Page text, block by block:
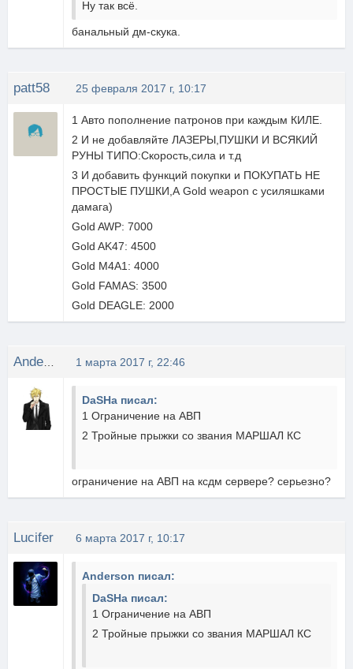
Ну так всё.
банальный дм-скука.
patt58 25 февраля 2017 г, 10:17
1 Авто пополнение патронов при каждым КИЛЕ.
2 И не добавляйте ЛАЗЕРЫ,ПУШКИ И ВСЯКИЙ
РУНЫ ТИПО:Скорость,сила и т.д
3 И добавить функций покупки и ПОКУПАТЬ НЕ
ПРОСТЫЕ ПУШКИ,А Gold weapon c усиляшками
дамага)
Gold AWP: 7000
Gold AK47: 4500
Gold M4A1: 4000
Gold FAMAS: 3500
Gold DEAGLE: 2000
1 марта 2017 г, 22:46
DaSHa писал:
1 Ограничение на АВП
2 Тройные прыжки со звания МАРШАЛ КС
ограничение на АВП на ксдм сервере? серьезно?
Lucifer 6 марта 2017 г, 10:17
Anderson писал:
DaSHa писал:
1 Ограничение на АВП
2 Тройные прыжки со звания МАРШАЛ КС